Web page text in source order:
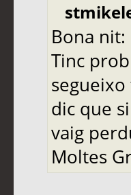
Bona nit:
Tinc
dic que
vaig
Moltes